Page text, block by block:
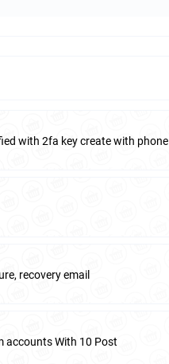
with 2fa key create with
recovery email
accounts With 10 Post